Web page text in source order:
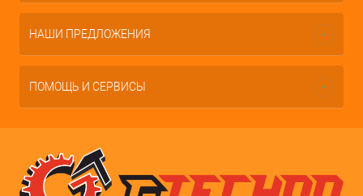
НАШИ ПРЕДЛОЖЕНИЯ
ПОМОЩЬ И СЕРВИСЫ